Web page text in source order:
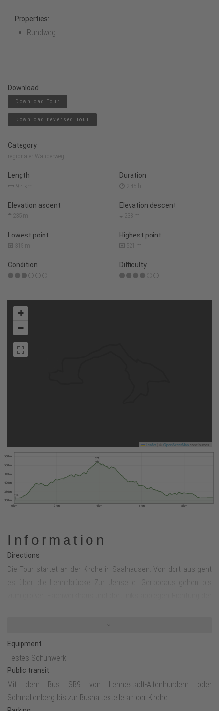
Properties:
Rundweg
Download
Download Tour
Download reversed Tour
Category
regionaler Wanderweg
Length
9.4 km
Duration
2:45 h
Elevation ascent
235 m
Elevation descent
233 m
Lowest point
315 m
Highest point
521 m
Condition Difficulty
+
−
Leaflet OpenStreetMapcontributors
0 km 2 km 4 km 6 km 8 km
300 m
350 m
400 m
450 m
500 m
550 m
314
521
Information
Directions
Die Tour startet an der Kirche in Saalhausen. Von dort aus geht
es über die Lennebrücke Zur Jenseite. Geradeaus gehen bis
Anstieg sich wieder links halten. Nichtrechts
X18/Rothaarsteigzubringer weiter folgen! Dann immer weiter
geradeaus im Bogen um den Roßnacken herum gehen, bis zur
geteerten Straße. Dort links gehen und immer weiter abwärts bis
zum Wanderparkplatz Milchenbach. Hier ist ein Abstecher in das
Equipment
Festes Schuhwerk
Public transit
Mit dem Bus SB9 von Lennestadt-Altenhundem oder
Schmallenberg bis zur Bushaltestelle an der Kirche.